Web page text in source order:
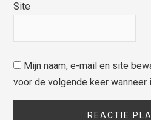
Site
Mijn naam, e-mail en site
voor de volgende keer wanneer